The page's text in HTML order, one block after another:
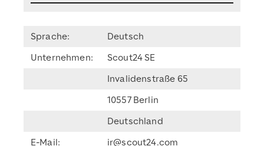
Sprache:
Deutsch
Unternehmen:
Scout24 SE
Invalidenstraße 65
10557 Berlin
Deutschland
E-Mail:
ir@scout24.com